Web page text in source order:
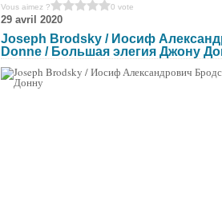
Vous aimez ? 0 vote
29 avril 2020
Joseph Brodsky / Иосиф
Donne / Большая элегия Джону